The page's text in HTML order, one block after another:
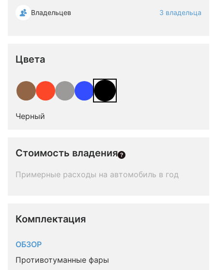
Владельцев 3 владельца
Цвета
Черный
Стоимость владения
Примерные расходы на автомобиль в год
Комплектация
ОБЗОР
Противотуманные фары